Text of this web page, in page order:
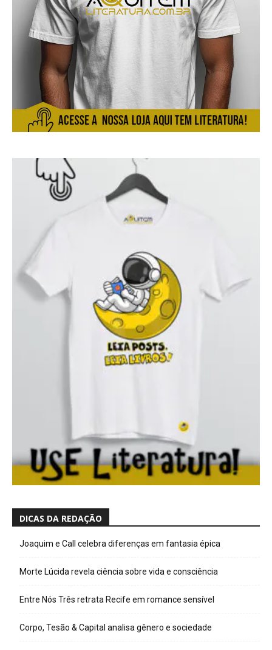
DICAS DA REDAÇÃO
Joaquim e Call celebra diferenças em fantasia épica
Morte Lúcida revela ciência sobre vida e consciência
Entre Nós Três retrata Recife em romance sensível
Corpo, Tesão & Capital analisa gênero e sociedade